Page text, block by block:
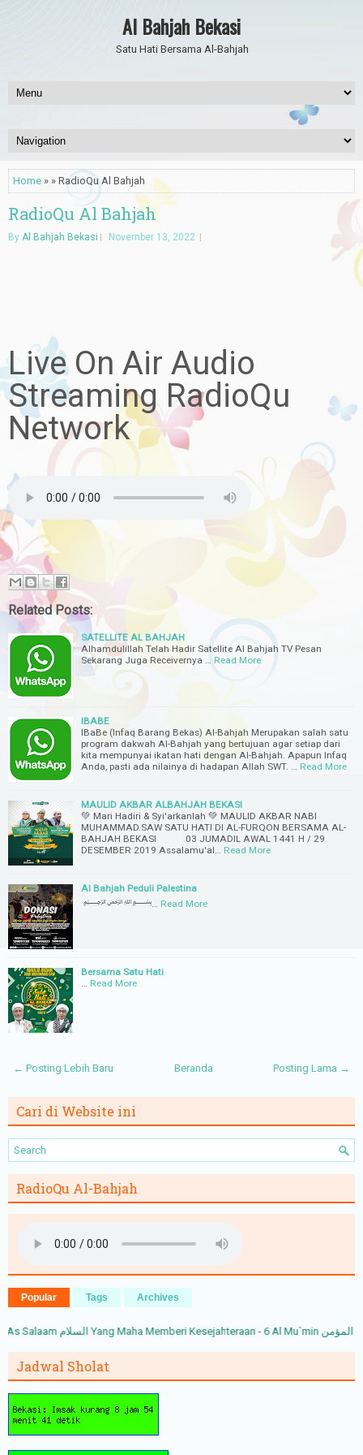
Al Bahjah Bekasi
Satu Hati Bersama Al-Bahjah
Home » » RadioQu Al Bahjah
RadioQu Al Bahjah
By Al Bahjah Bekasi November 13, 2022
Live On Air Audio
Streaming RadioQu
Network
Related Posts:
SATELLITE AL BAHJAH
Alhamdulillah Telah Hadir Satellite Al Bahjah TV Pesan
Sekarang Juga Receivernya …
Read More
IBABE
IBaBe (Infaq Barang Bekas) Al-Bahjah Merupakan salah satu
program dakwah Al-Bahjah yang bertujuan agar setiap dari
kita mempunyai ikatan hati dengan Al-Bahjah. Apapun Infaq
Anda, pasti ada nilainya di hadapan Allah SWT. …
Read More
MAULID AKBAR ALBAHJAH BEKASI
💚 Mari Hadiri & Syi'arkanlah 💚 MAULID AKBAR NABI
MUHAMMAD.SAW SATU HATI DI AL-FURQON BERSAMA AL-
BAHJAH BEKASI 03 JUMADIL AWAL 1441 H / 29
DESEMBER 2019 Assalamu'al…
Read More
Al Bahjah Peduli Palestina
﷽…
Read More
Bersama Satu Hati
Read More
← Posting Lebih Baru Posting Lama →
Beranda
Cari di Website ini
RadioQu Al-Bahjah
Popular Tags Archives
Jadwal Sholat